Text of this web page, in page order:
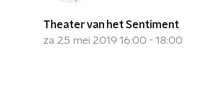
Theater van het Sentiment
za 25 mei 2019 16:00 - 18:00